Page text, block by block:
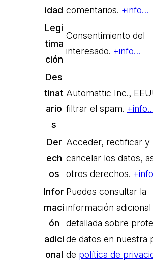
idad comentarios. +info…
Legi
tima
ción
Consentimiento del
interesado. +info…
Des
tinat
ario
s
Automattic Inc.,
filtrar el spam.
Der
ech
os
Acceder, rectificar y
cancelar los datos,
otros derechos.
Infor
maci
ón
adici
onal
Puedes consultar la
información
detallada sobre
de datos en nuestra
de política de